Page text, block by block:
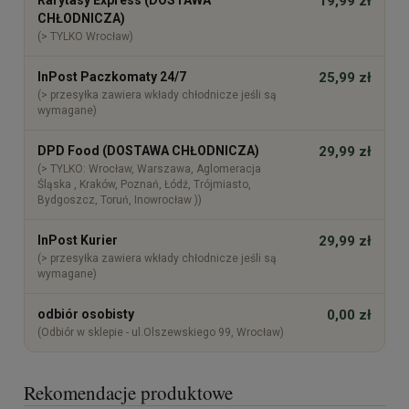
CHŁODNICZA)
(> TYLKO Wrocław)
InPost Paczkomaty 24/7
(> przesyłka zawiera wkłady chłodnicze jeśli są
wymagane)
25,99 zł
DPD Food (DOSTAWA CHŁODNICZA)
(> TYLKO: Wrocław, Warszawa, Aglomeracja
Śląska , Kraków, Poznań, Łódź, Trójmiasto,
Bydgoszcz, Toruń, Inowrocław ))
29,99 zł
InPost Kurier
(> przesyłka zawiera wkłady chłodnicze jeśli są
wymagane)
29,99 zł
odbiór osobisty
(Odbiór w sklepie - ul.Olszewskiego 99, Wrocław)
0,00 zł
Rekomendacje produktowe